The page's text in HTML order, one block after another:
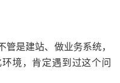
是建站、做业务系统，
境，肯定遇到过这个问